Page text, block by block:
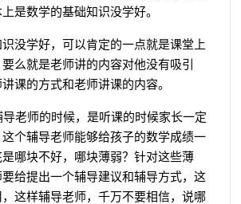
是数学的基础知识没学好。
没学好，可以肯定的一点就是课堂上
么就是老师讲的内容对他没有吸引
课的方式和老师讲课的内容。
老师的时候，是听课的时候家长一定
个辅导老师能够给孩子的数学成绩一
哪块不好，哪块薄弱？针对这些薄
给提出一个辅导建议和辅导方式，这
这样辅导老师，千万不要相信，说哪